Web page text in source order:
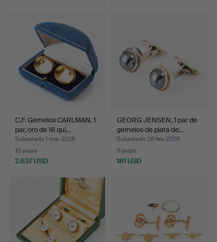
C.F. Gemelos CARLMAN, 1
par, oro de 18 qui…
Subastado 1 mar 2026
10 pujas
2.637 USD
GEORG JENSEN, 1 par de
gemelos de plata de…
Subastado 26 feb 2026
11 pujas
181 USD